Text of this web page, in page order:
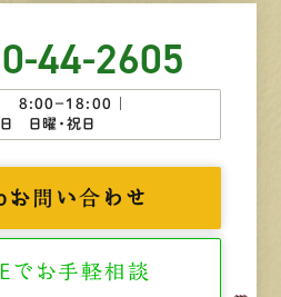
44-2605
8:00−18:00 ｜
日曜・祝日
お問い合わせ
で お手軽相談